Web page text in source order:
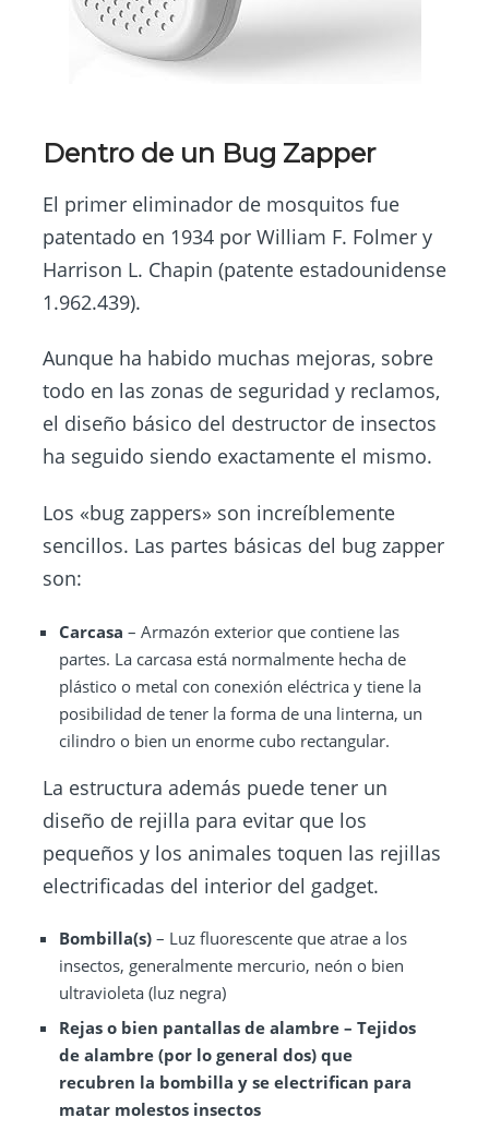
Dentro de un Bug Zapper
El primer eliminador de mosquitos fue
patentado en 1934 por William F. Folmer y
Harrison L. Chapin (patente estadounidense
1.962.439).
Aunque ha habido muchas mejoras, sobre
todo en las zonas de seguridad y reclamos,
el diseño básico del destructor de insectos
ha seguido siendo exactamente el mismo.
Los «bug zappers» son increíblemente
sencillos. Las partes básicas del bug zapper
son:
Carcasa – Armazón exterior que contiene las
partes. La carcasa está normalmente hecha de
plástico o metal con conexión eléctrica y tiene la
posibilidad de tener la forma de una linterna, un
cilindro o bien un enorme cubo rectangular.
La estructura además puede tener un
diseño de rejilla para evitar que los
pequeños y los animales toquen las rejillas
electrificadas del interior del gadget.
Bombilla(s)– Luz fluorescente que atrae a los
insectos, generalmente mercurio, neón o bien
ultravioleta (luz negra)
Rejas o bien pantallas de alambre– Tejidos
de alambre (por lo general dos) que
recubren la bombilla y se electrifican para
matar molestos insectos